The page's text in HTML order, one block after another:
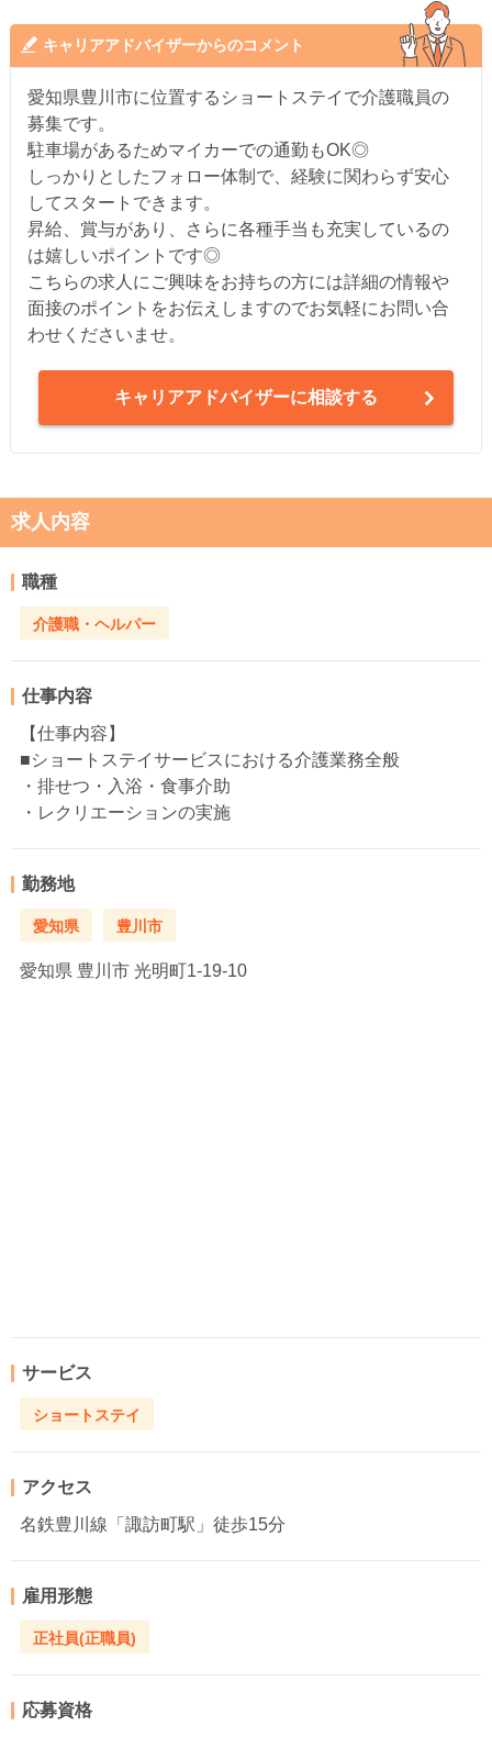
キャリアアドバイザーからのコメント
愛知県豊川市に位置するショートステイで介護職員の
募集です。
駐車場があるためマイカーでの通勤もOK◎
しっかりとしたフォロー体制で、経験に関わらず安心
してスタートできます。
昇給、賞与があり、さらに各種手当も充実しているの
は嬉しいポイントです◎
こちらの求人にご興味をお持ちの方には詳細の情報や
面接のポイントをお伝えしますのでお気軽にお問い合
わせくださいませ。
キャリアアドバイザーに相談する
求人内容
職種
介護職・ヘルパー
仕事内容
【仕事内容】
■ショートステイサービスにおける介護業務全般
・排せつ・入浴・食事介助
・レクリエーションの実施
勤務地
愛知県 豊川市
愛知県 豊川市 光明町1-19-10
サービス
ショートステイ
アクセス
名鉄豊川線「諏訪町駅」徒歩15分
雇用形態
正社員(正職員)
応募資格